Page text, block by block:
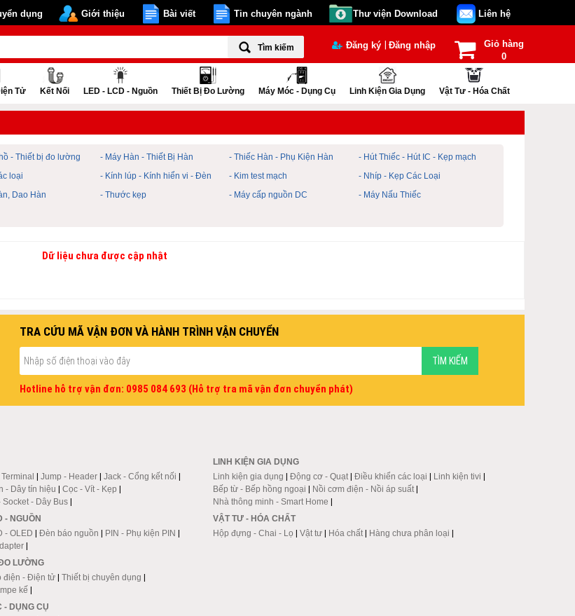
dụng Giới thiệu Bài viết Tin chuyên ngành Thư viện Download Liên hệ
Tìm kiếm Đăng ký |Đăng nhập
Giỏ hàng
0
Tử Kết Nối LED - LCD - Nguồn Thiết Bị Đo Lường Máy Móc - Dụng Cụ Linh Kiện Gia Dụng Vật Tư - Hóa Chất
- Thiết bị đo lường - Máy Hàn - Thiết Bị Hàn - Thiếc Hàn - Phụ Kiện Hàn
- Hút Thiếc - Hút IC - Kẹp mạch
loại - Kính lúp - Kính hiển vi - Đèn - Kim test mạch
- Nhíp - Kẹp Các Loại
Dao Hàn - Thước kẹp - Máy cấp nguồn DC
- Máy Nấu Thiếc
Dữ liệu chưa được cập nhật
TRA CỨU MÃ VẬN ĐƠN VÀ HÀNH TRÌNH VẬN CHUYỂN
Hotline hỗ trợ vận đơn: 0985 084 693 (Hỗ trợ tra mã vận đơn chuyển phát)
| Jump - Header| Jack - Cổng kết nối |
- Dây tín hiệu | Cọc - Vít - Kẹp |
Socket - Dây Bus|
- NGUỒN
- OLED | Đèn báo nguồn | PIN - Phụ kiện PIN |
|
LƯỜNG
điện - Điện tử| Thiết bị chuyên dụng |
kế |
- DỤNG CỤ
LINH KIỆN GIA DỤNG
Linh kiện gia dụng |Động cơ - Quạt |Điều khiển các loại | Linh kiện tivi |
Bếp từ - Bếp hồng ngoại | Nồi cơm điện - Nồi áp suất |
Nhà thông minh - Smart Home |
VẬT TƯ - HÓA CHẤT
Hộp đựng - Chai - Lọ |Vật tư | Hóa chất | Hàng chưa phân loại |